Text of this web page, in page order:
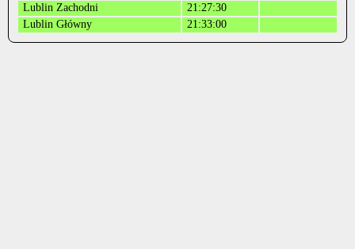
Lublin Zachodni
21:27:30
Lublin Główny
21:33:00